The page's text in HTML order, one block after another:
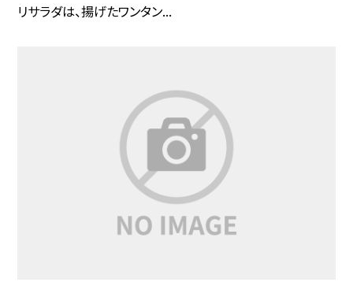
リサラダは、揚げたワンタン...